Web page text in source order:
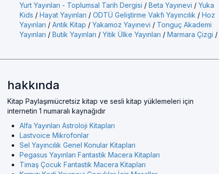
Yurt Yayınları - Toplumsal Tarih Dergisi / Beta Yayınevi / Yuka
Kids / Hayat Yayınları / ODTÜ Geliştirme Vakfı Yayıncılık / Hoz
Yayınları / Antik Kitap / Yakamoz Yayınevi / Tonguç Akademi
Yayınları / Butik Yayınları / Yitik Ülke Yayınları / Marmara Çizgi /
hakkında
Kitap Paylaşımıücretsiz kitap ve sesli kitap yüklemeleri için
internetin 1 numaralı kaynağıdır
Alfa Yayınları Astroloji Kitapları
Lastvoice Mikrofonlar
Sel Yayıncılık Genel Konular Kitapları
Pegasus Yayınları Fantastik Macera Kitapları
Timaş Çocuk Fantastik Macera Kitapları